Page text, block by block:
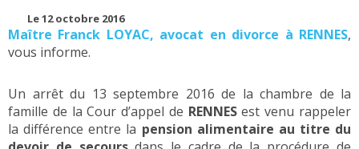
Le 12 octobre 2016
Maître Franck LOYAC, avocat en divorce à RENNES,
vous informe.
Un arrêt du 13 septembre 2016 de la chambre de la
famille de la Cour d’appel de RENNESest venu rappeler
la différence entre la pension alimentaire au titre du